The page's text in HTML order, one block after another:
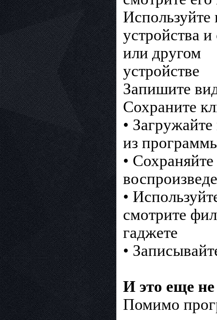
Используйте
устройства
или другом
устройстве
Запишите
Сохраните
•
из
•
•
смотрите
гаджете
•
И это еще не
Помимо